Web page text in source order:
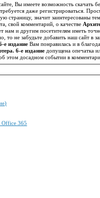
Вы имеете возможность скачать
даже регистрироваться.
страницу, значит заинтересованы
свой комментарий, о качестве
нам и другим посетителям иметь
то не забудьте добавить наш сайт в
е издание Вам понравилась и в
6-е издание допущена опечатка
этом досадном событии в
Office 365